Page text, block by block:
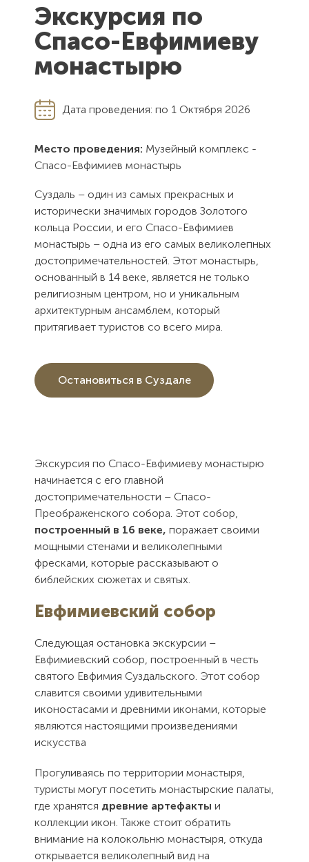
Экскурсия по
Спасо-Евфимиеву
монастырю
Дата проведения: по 1 Октября 2026
Место проведения: Музейный комплекс -
Спасо-Евфимиев монастырь
Суздаль – один из самых прекрасных и
исторически значимых городов Золотого
кольца России, и его Спасо-Евфимиев
монастырь – одна из его самых великолепных
достопримечательностей. Этот монастырь,
основанный в 14 веке, является не только
религиозным центром, но и уникальным
архитектурным ансамблем, который
притягивает туристов со всего мира.
Остановиться в Суздале
Экскурсия по Спасо-Евфимиеву монастырю
начинается с его главной
достопримечательности – Спасо-
Преображенского собора. Этот собор,
построенный в 16 веке, поражает своими
мощными стенами и великолепными
фресками, которые рассказывают о
библейских сюжетах и святых.
Евфимиевский собор
Следующая остановка экскурсии –
Евфимиевский собор, построенный в честь
святого Евфимия Суздальского. Этот собор
славится своими удивительными
иконостасами и древними иконами, которые
являются настоящими произведениями
искусства
Прогуливаясь по территории монастыря,
туристы могут посетить монастырские палаты,
где хранятся древние артефакты и
коллекции икон. Также стоит обратить
внимание на колокольню монастыря, откуда
открывается великолепный вид на